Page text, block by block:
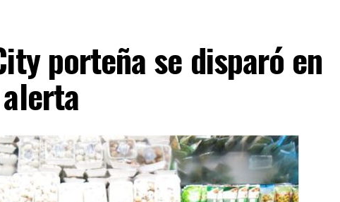
porteña se disparó en